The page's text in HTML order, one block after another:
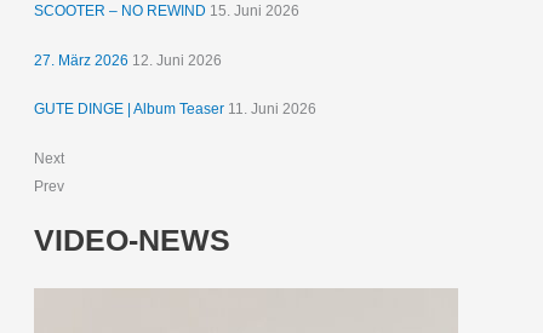
SCOOTER – NO REWIND 15. Juni 2026
27. März 2026 12. Juni 2026
GUTE DINGE | Album Teaser 11. Juni 2026
Next
Prev
VIDEO-NEWS